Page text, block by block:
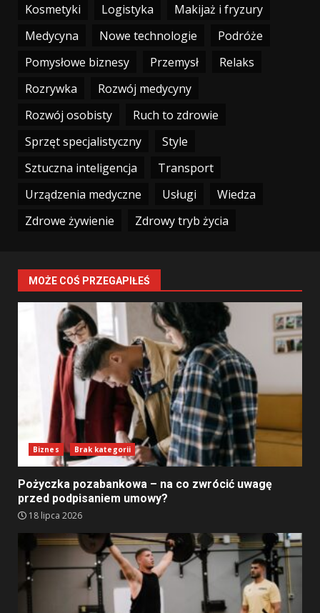
Kosmetyki
Logistyka
Makijaż i fryzury
Medycyna
Nowe technologie
Podróże
Pomysłowe biznesy
Przemysł
Relaks
Rozrywka
Rozwój medycyny
Rozwój osobisty
Ruch to zdrowie
Sprzęt specjalistyczny
Style
Sztuczna inteligencja
Transport
Urządzenia medyczne
Usługi
Wiedza
Zdrowe żywienie
Zdrowy tryb życia
MOŻE COŚ PRZEGAPIŁEŚ
Biznes Brak kategorii
Pożyczka pozabankowa – na co zwrócić uwagę
przed podpisaniem umowy?
18 lipca 2026